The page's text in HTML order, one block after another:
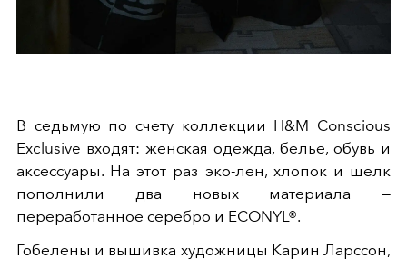
В седьмую по счету коллекции H&M Conscious
Exclusive входят: женская одежда, белье, обувь и
аксессуары. На этот раз эко-лен, хлопок и шелк
пополнили два новых материала —
переработанное серебро и ECONYL®.
Гобелены и вышивка художницы Карин Ларссон,